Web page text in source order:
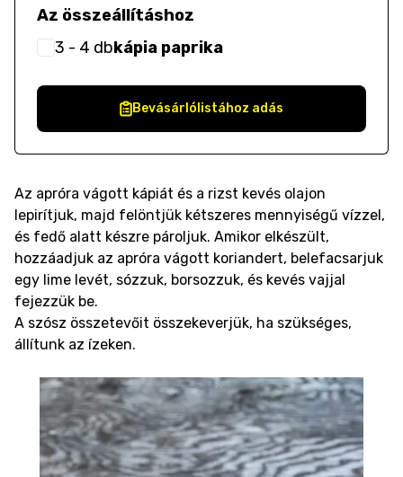
Az összeállításhoz
3 - 4 dbkápia paprika
Bevásárlólistához adás
Az apróra vágott kápiát és a rizst kevés olajon
lepirítjuk, majd felöntjük kétszeres mennyiségű vízzel,
és fedő alatt készre pároljuk. Amikor elkészült,
hozzáadjuk az apróra vágott koriandert, belefacsarjuk
egy lime levét, sózzuk, borsozzuk, és kevés vajjal
fejezzük be.
A szósz összetevőit összekeverjük, ha szükséges,
állítunk az ízeken.